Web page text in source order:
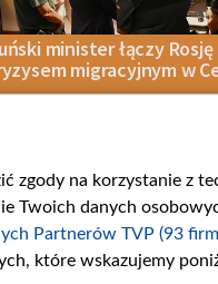
minister łączy Rosję
migracyjnym w
2026 POLITYKA
zgody na korzystanie z
danych
Partnerów TVP (93
które wskazujemy